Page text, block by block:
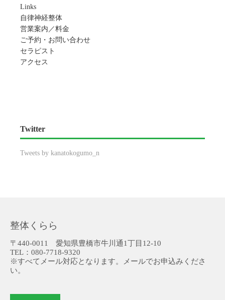
Links
自律神経整体
営業案内／料金
ご予約・お問い合わせ
セラピスト
アクセス
Twitter
Tweets by kanatokogumo_n
整体くらら
〒440-0011 愛知県豊橋市牛川通1丁目12-10
TEL：080-7718-9320
※すべてメール対応となります。メールでお申込みくださ
い。